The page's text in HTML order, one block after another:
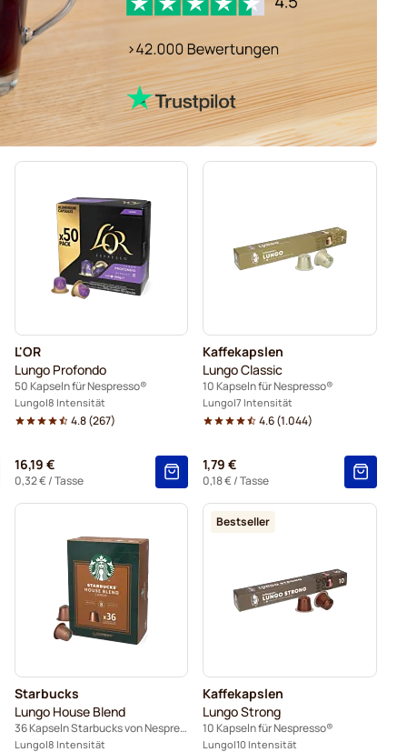
L'OR
Lungo Profondo
50 Kapseln für Nespresso®
Lungo 8 Intensität
4.8(267)
16,19 €
0,32 €/ Tasse
Kaffekapslen
Lungo Classic
10 Kapseln für Nespresso®
Lungo 7 Intensität
4.6(1.044)
1,79 €
0,18 €/ Tasse
Starbucks
Lungo House Blend
36 Kapseln Starbucks von Nespresso®
Lungo 8 Intensität
Bestseller
Kaffekapslen
Lungo Strong
10 Kapseln für Nespresso®
Lungo 10 Intensität